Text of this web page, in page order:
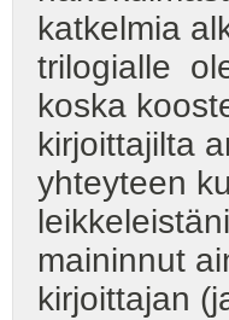
katkelmia
trilogialle
koska
kirjoittajilta
yhteyteen
maininnut
kirjoittajan